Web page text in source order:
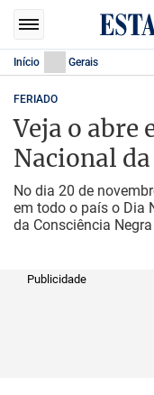
Início Gerais
FERIADO
Veja o abre
Nacional
No dia 20 de
em todo o país o Dia
da Consciência Negra
Publicidade